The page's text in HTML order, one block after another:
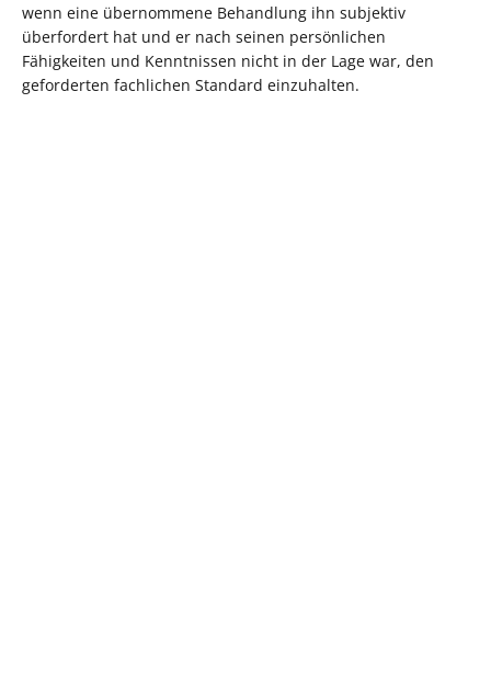
wenn eine übernommene Behandlung ihn subjektiv
überfordert hat und er nach seinen persönlichen
Fähigkeiten und Kenntnissen nicht in der Lage war, den
geforderten fachlichen Standard einzuhalten.